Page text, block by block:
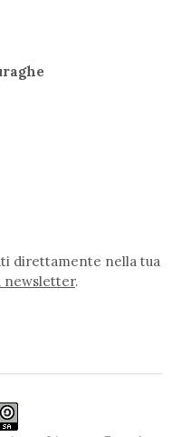
direttamente nella tua
newsletter.